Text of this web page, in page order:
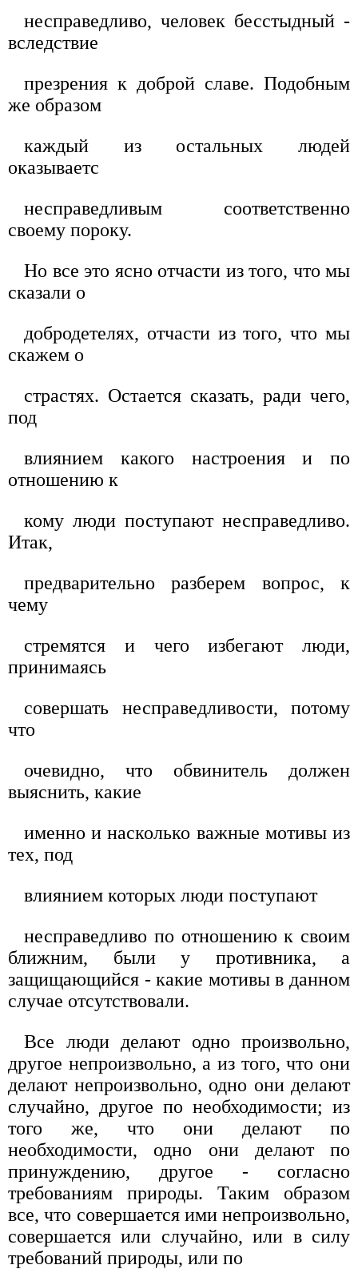
несправедливо, человек бесстыдный -
вследствие
презрения к доброй славе. Подобным
же образом
каждый из остальных людей
оказываетс
несправедливым соответственно
своему пороку.
Но все это ясно отчасти из того, что мы
сказали о
добродетелях, отчасти из того, что мы
скажем о
страстях. Остается сказать, ради чего,
под
влиянием какого настроения и по
отношению к
кому люди поступают несправедливо.
Итак,
предварительно разберем вопрос, к
чему
стремятся и чего избегают люди,
принимаясь
совершать несправедливости, потому
что
очевидно, что обвинитель должен
выяснить, какие
именно и насколько важные мотивы из
тех, под
влиянием которых люди поступают
несправедливо по отношению к своим
ближним, были у противника, а
защищающийся - какие мотивы в данном
случае отсутствовали.
Все люди делают одно произвольно,
другое непроизвольно, а из того, что они
делают непроизвольно, одно они делают
случайно, другое по необходимости; из
того же, что они делают по
необходимости, одно они делают по
принуждению, другое - согласно
требованиям природы. Таким образом
все, что совершается ими непроизвольно,
совершается или случайно, или в силу
требований природы, или по